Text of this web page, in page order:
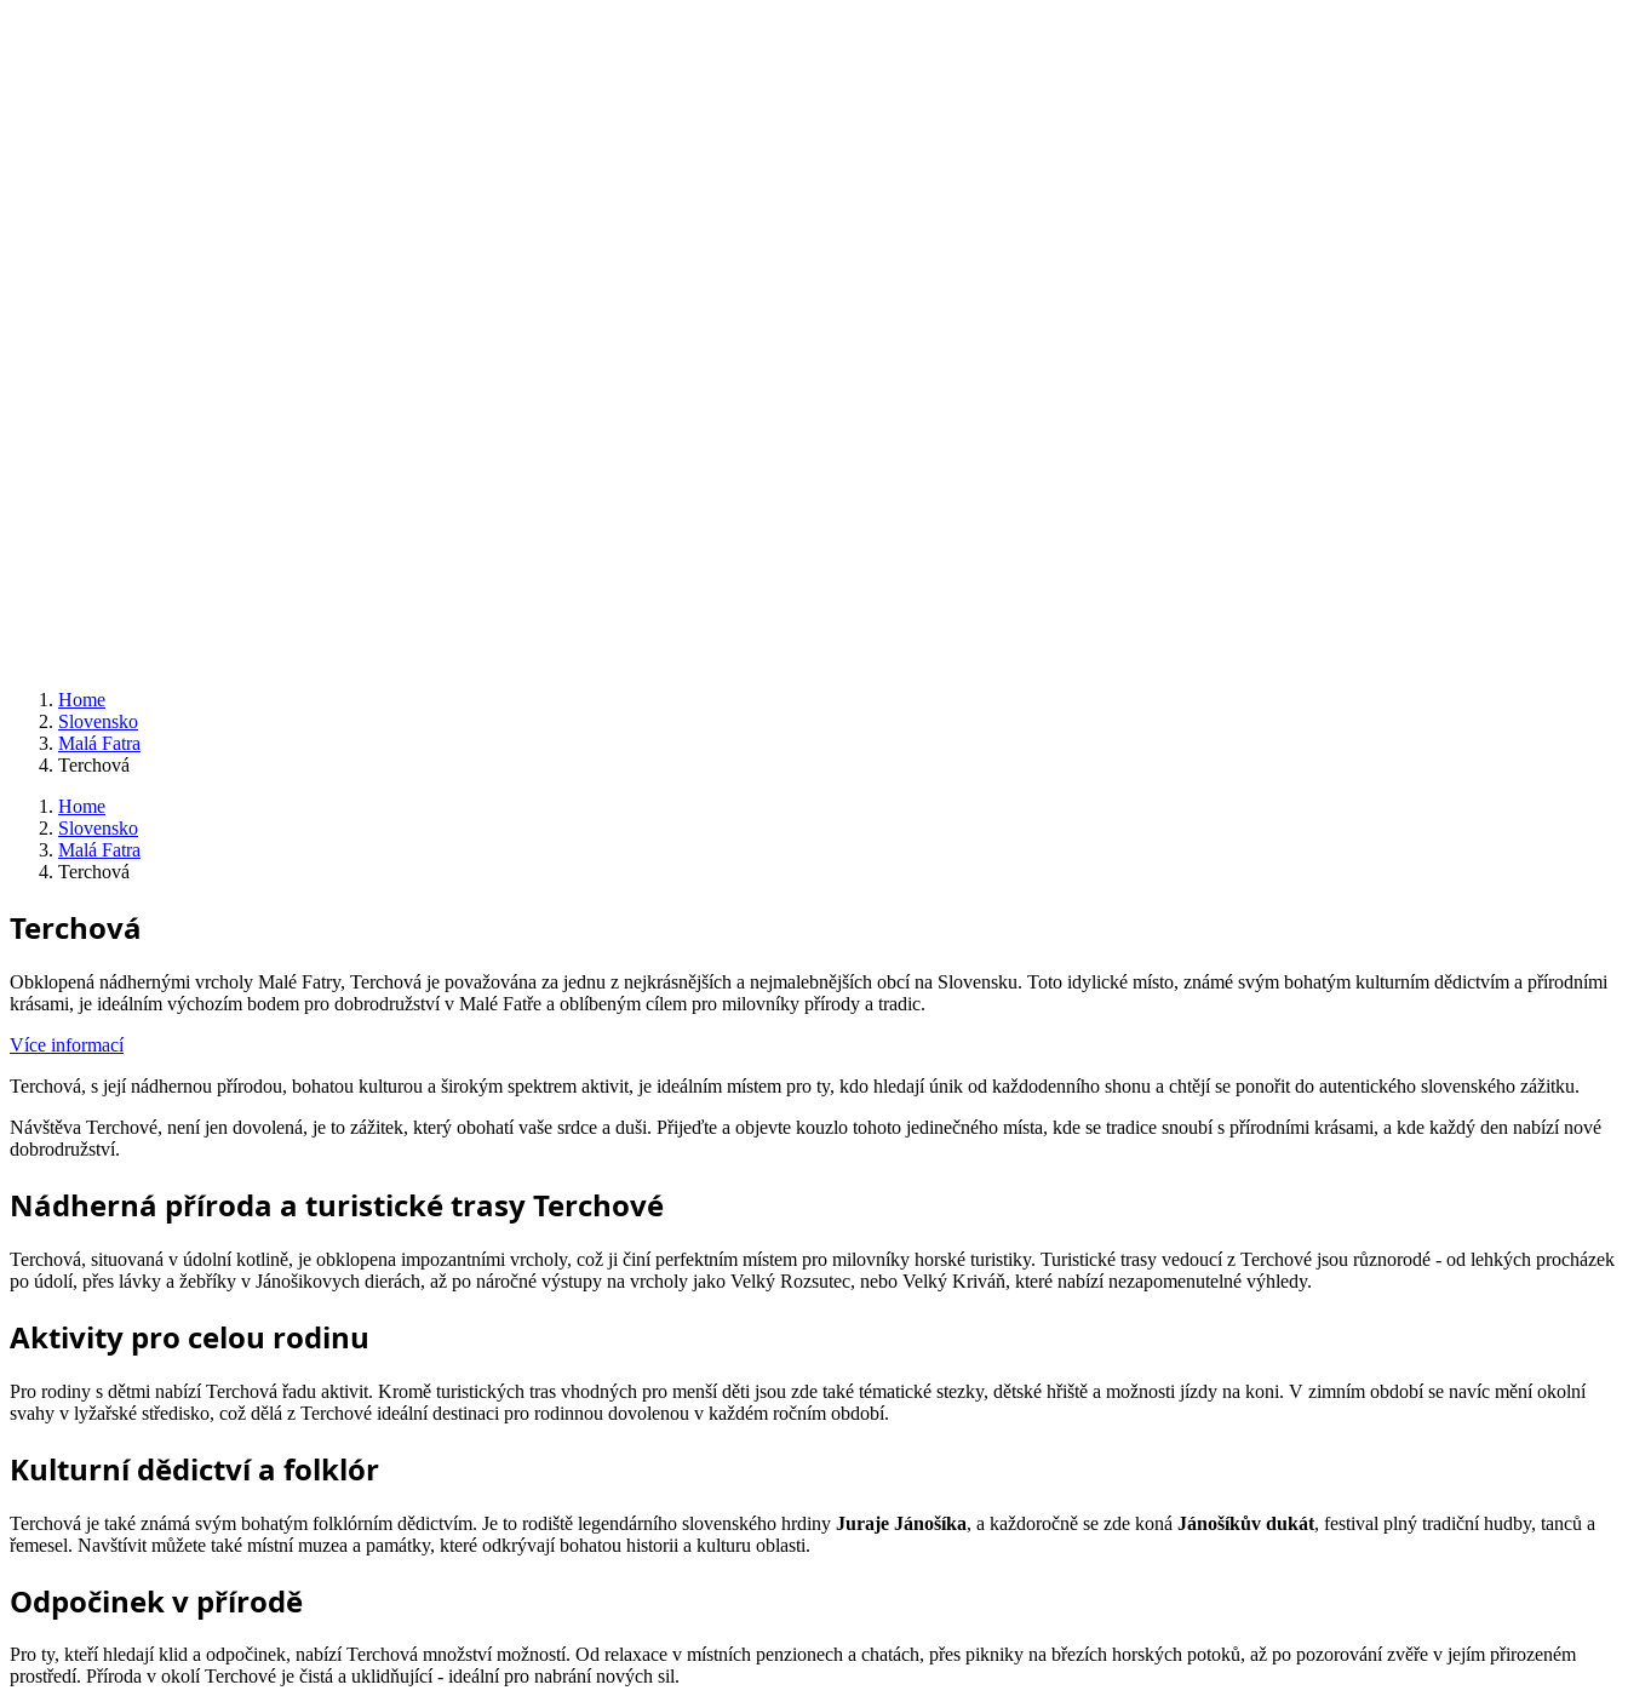
Home
Slovensko
Malá Fatra
Terchová
Home
Slovensko
Malá Fatra
Terchová
Terchová
Obklopená nádhernými vrcholy Malé Fatry, Terchová je považována za jednu z nejkrásnějších a nejmalebnějších obcí na Slovensku. Toto idylické místo, známé svým bohatým kulturním dědictvím a přírodními
krásami, je ideálním výchozím bodem pro dobrodružství v Malé Fatře a oblíbeným cílem pro milovníky přírody a tradic.
Více informací
Terchová, s její nádhernou přírodou, bohatou kulturou a širokým spektrem aktivit, je ideálním místem pro ty, kdo hledají únik od každodenního shonu a chtějí se ponořit do autentického slovenského zážitku.
Návštěva Terchové, není jen dovolená, je to zážitek, který obohatí vaše srdce a duši. Přijeďte a objevte kouzlo tohoto jedinečného místa, kde se tradice snoubí s přírodními krásami, a kde každý den nabízí nové
dobrodružství.
Nádherná příroda a turistické trasy Terchové
Terchová, situovaná v údolní kotlině, je obklopena impozantními vrcholy, což ji činí perfektním místem pro milovníky horské turistiky. Turistické trasy vedoucí z Terchové jsou různorodé - od lehkých procházek
po údolí, přes lávky a žebříky v Jánošikovych dierách, až po náročné výstupy na vrcholy jako Velký Rozsutec, nebo Velký Kriváň, které nabízí nezapomenutelné výhledy.
Aktivity pro celou rodinu
Pro rodiny s dětmi nabízí Terchová řadu aktivit. Kromě turistických tras vhodných pro menší děti jsou zde také tématické stezky, dětské hřiště a možnosti jízdy na koni. V zimním období se navíc mění okolní
svahy v lyžařské středisko, což dělá z Terchové ideální destinaci pro rodinnou dovolenou v každém ročním období.
Kulturní dědictví a folklór
Terchová je také známá svým bohatým folklórním dědictvím. Je to rodiště legendárního slovenského hrdiny Juraje Jánošíka, a každoročně se zde koná Jánošíkův dukát, festival plný tradiční hudby, tanců a
řemesel. Navštívit můžete také místní muzea a památky, které odkrývají bohatou historii a kulturu oblasti.
Odpočinek v přírodě
Pro ty, kteří hledají klid a odpočinek, nabízí Terchová množství možností. Od relaxace v místních penzionech a chatách, přes pikniky na březích horských potoků, až po pozorování zvěře v jejím přirozeném
prostředí. Příroda v okolí Terchové je čistá a uklidňující - ideální pro nabrání nových sil.